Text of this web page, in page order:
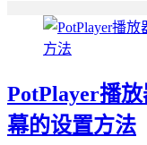
PotPlayer播
幕的设置方法